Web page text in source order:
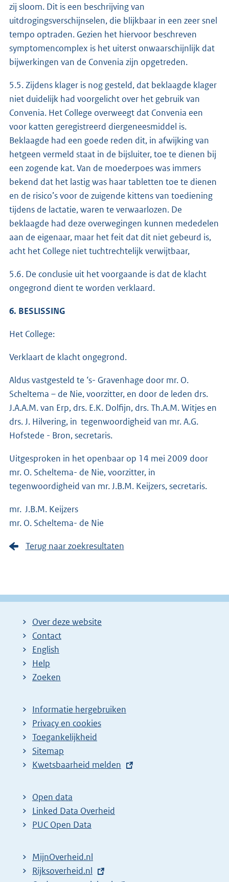
zij sloom. Dit is een beschrijving van
uitdrogingsverschijnselen, die blijkbaar in een zeer snel
tempo optraden. Gezien het hiervoor beschreven
symptomencomplex is het uiterst onwaarschijnlijk dat
bijwerkingen van de Convenia zijn opgetreden.
5.5. Zijdens klager is nog gesteld, dat beklaagde klager
niet duidelijk had voorgelicht over het gebruik van
Convenia. Het College overweegt dat Convenia een
voor katten geregistreerd diergeneesmiddel is.
Beklaagde had een goede reden dit, in afwijking van
hetgeen vermeld staat in de bijsluiter, toe te dienen bij
een zogende kat. Van de moederpoes was immers
bekend dat het lastig was haar tabletten toe te dienen
en de risico’s voor de zuigende kittens van toediening
tijdens de lactatie, waren te verwaarlozen. De
beklaagde had deze overwegingen kunnen mededelen
aan de eigenaar, maar het feit dat dit niet gebeurd is,
acht het College niet tuchtrechtelijk verwijtbaar,
5.6. De conclusie uit het voorgaande is dat de klacht
ongegrond dient te worden verklaard.
6. BESLISSING
Het College:
Verklaart de klacht ongegrond.
Aldus vastgesteld te ‘s- Gravenhage door mr. O.
Scheltema – de Nie, voorzitter, en door de leden drs.
J.A.A.M. van Erp, drs. E.K. Dolfijn, drs. Th.A.M. Witjes en
drs. J. Hilvering, in tegenwoordigheid van mr. A.G.
Hofstede - Bron, secretaris.
Uitgesproken in het openbaar op 14 mei 2009 door
mr. O. Scheltema- de Nie, voorzitter, in
tegenwoordigheid van mr. J.B.M. Keijzers, secretaris.
mr. J.B.M. Keijzers
mr. O. Scheltema- de Nie
Terug naar zoekresultaten
Over deze website
Contact
English
Help
Zoeken
Informatie hergebruiken
Privacy en cookies
Toegankelijkheid
Sitemap
E
t
e
r
l
i
Kwetsbaarheid melden
Open data
Linked Data Overheid
PUC Open Data
MijnOverheid.nl
E
Rijksoverheid.nl